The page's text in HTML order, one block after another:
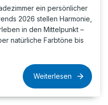
ein persönlicher
2026 stellen Harmonie,
in den Mittelpunkt –
natürliche Farbtöne bis
Weiterlesen